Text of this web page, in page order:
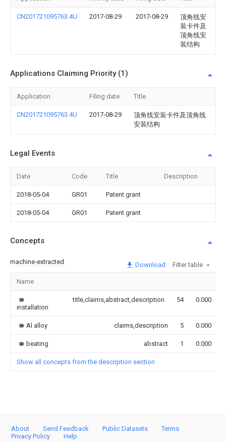
CN201721095763.4U 2017-08-29 2017-08-29
顶角线安
装卡件及
顶角线安
装结构
Applications Claiming Priority (1)
Application Filing date Title
CN201721095763.4U 2017-08-29
顶角线安装卡件及顶角线
安装结构
Legal Events
Date Code Title Description
2018-05-04 GR01 Patent grant
2018-05-04 GR01 Patent grant
Concepts
machine-extracted Download Filter table
Name
installation
title,claims,abstract,description 54 0.000
Al alloy claims,description 5 0.000
beating abstract 1 0.000
Show all concepts from the description section
About Send Feedback Public Datasets
Terms
Privacy Policy
Help